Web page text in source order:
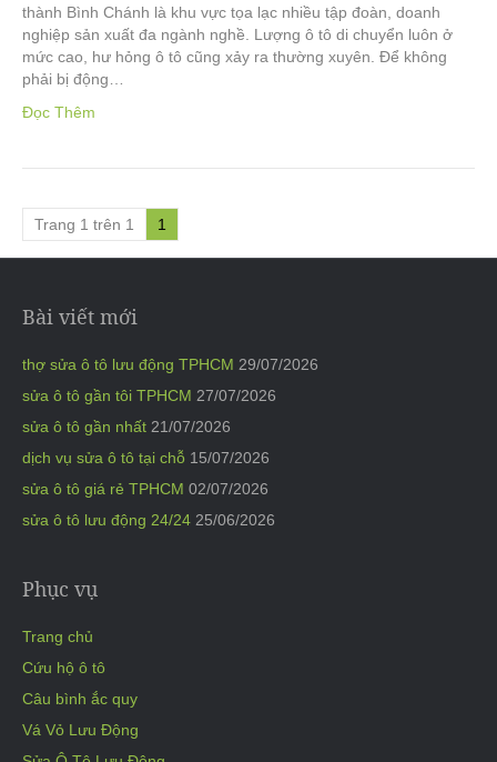
thành Bình Chánh là khu vực tọa lạc nhiều tập đoàn, doanh
nghiệp sản xuất đa ngành nghề. Lượng ô tô di chuyển luôn ở
mức cao, hư hỏng ô tô cũng xảy ra thường xuyên. Để không
phải bị động…
Đọc Thêm
Trang 1 trên 1 1
Bài viết mới
thợ sửa ô tô lưu động TPHCM 29/07/2026
sửa ô tô gần tôi TPHCM 27/07/2026
sửa ô tô gần nhất 21/07/2026
dịch vụ sửa ô tô tại chỗ 15/07/2026
sửa ô tô giá rẻ TPHCM 02/07/2026
sửa ô tô lưu động 24/24 25/06/2026
Phục vụ
Trang chủ
Cứu hộ ô tô
Câu bình ắc quy
Vá Vỏ Lưu Động